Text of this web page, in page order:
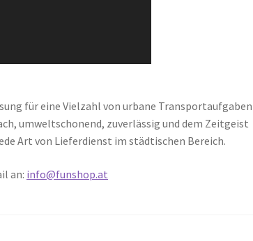
für eine Vielzahl von urbane Transportaufgaben
umweltschonend, zuverlässig und dem Zeitgeist
Art von Lieferdienst im städtischen Bereich.
an: info@funshop.at